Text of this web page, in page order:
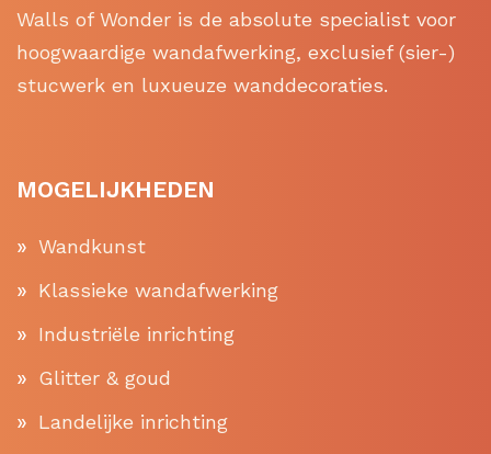
Walls of Wonder is de absolute specialist voor
hoogwaardige wandafwerking, exclusief (sier-)
stucwerk en luxueuze wanddecoraties.
MOGELIJKHEDEN
Wandkunst
Klassieke wandafwerking
Industriële inrichting
Glitter & goud
Landelijke inrichting